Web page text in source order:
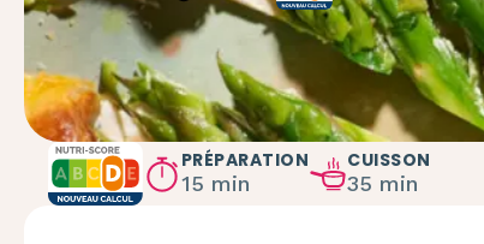
PRÉPARATION
15 min
CUISSON
35 min